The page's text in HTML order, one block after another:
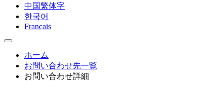
中国繁体字
한국어
Francais
ホーム
お問い合わせ先一覧
お問い合わせ詳細